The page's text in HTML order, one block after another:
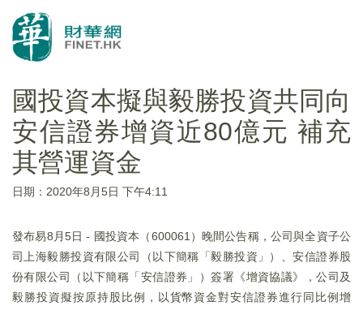
國投資本擬與毅勝投資共同向
安信證券增資近80億元 補充
其營運資金
日期：2020年8月5日 下午4:11
發布易8月5日 - 國投資本（600061）晚間公告稱，公司與全資子公
司上海毅勝投資有限公司（以下簡稱「毅勝投資」）、安信證券股
份有限公司（以下簡稱「安信證券」）簽署《增資協議》，公司及
毅勝投資擬按原持股比例，以貨幣資金對安信證券進行同比例增